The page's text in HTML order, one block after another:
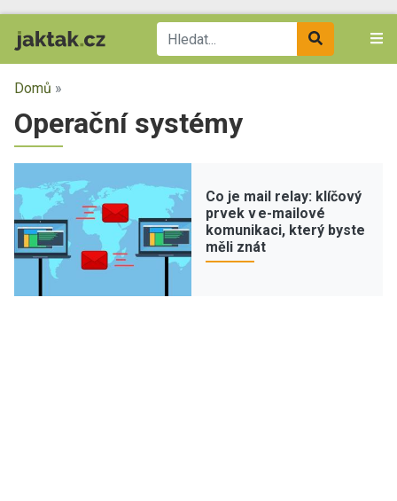
Domů »
Operační systémy
Co je mail relay: klíčový
prvek v e-mailové
komunikaci, který byste
měli znát